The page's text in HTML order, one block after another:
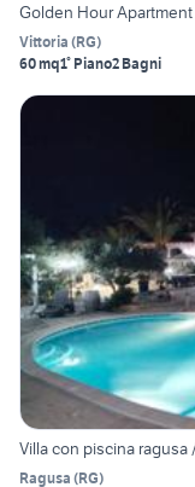
Golden Hour
Vittoria (RG)
60 mq1° Piano2 Bagni
Villa con piscina ragusa
Ragusa (RG)